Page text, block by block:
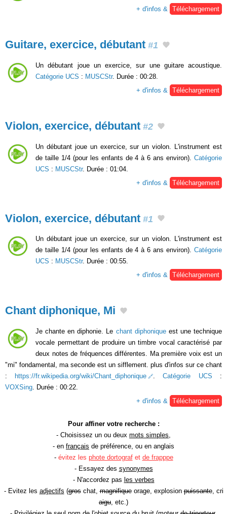
+ d'infos & Téléchargement
Guitare, exercice, débutant #1
Un débutant joue un exercice, sur une guitare acoustique.
Catégorie UCS : MUSCStr. Durée : 00:28.
+ d'infos &
Téléchargement
Violon, exercice, débutant #2
Un débutant joue un exercice, sur un violon. L'instrument est
de taille 1/4 (pour les enfants de 4 à 6 ans environ). Catégorie
UCS : MUSCStr. Durée : 01:04.
+ d'infos &
Téléchargement
Violon, exercice, débutant #1
Un débutant joue un exercice, sur un violon. L'instrument est
de taille 1/4 (pour les enfants de 4 à 6 ans environ). Catégorie
UCS : MUSCStr. Durée : 00:55.
+ d'infos & Téléchargement
Chant diphonique, Mi
Je chante en diphonie. Le chant diphoniqueest une technique
vocale permettant de produire un timbre vocal caractérisé par
deux notes de fréquences différentes. Ma première voix est un
"mi" fondamental, ma seconde est un sifflement. plus d'infos sur ce chant
:
https://fr.wikipedia.org/wiki/Chant_diphonique .Catégorie UCS :
VOXSing . Durée : 00:22.
+ d'infos &
Téléchargement
Pour affiner votre recherche :
- Choisissez un ou deux mots simples
- en français de préférence, ou en anglais
- évitez les phote dortografet de frapppe
- Essayez des synonymes
- N'accordez pas les verbes
- Evitez les adjectifs (groschat,magnifiqueorage, explosionpuissante, cri
aigu , etc.)